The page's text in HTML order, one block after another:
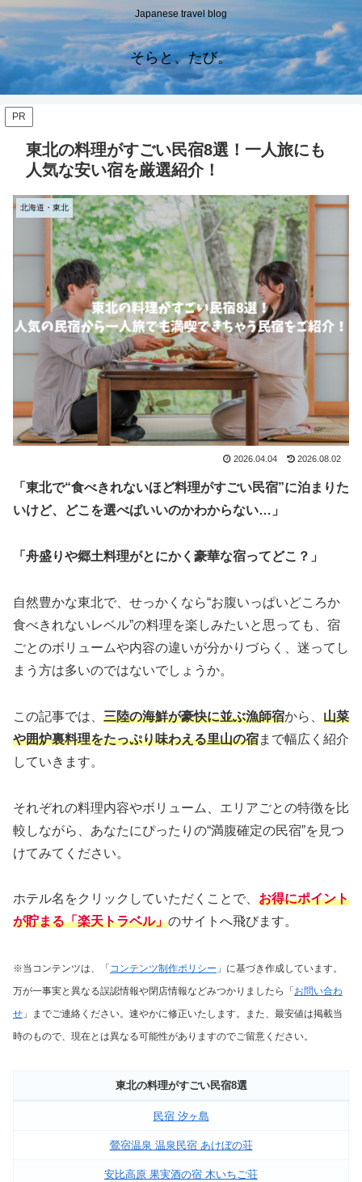
Japanese travel blog
そらと、たび。
PR
東北の料理がすごい民宿8選！一人旅にも
人気な安い宿を厳選紹介！
北海道・東北
2026.04.04 2026.08.02
「東北で“食べきれないほど料理がすごい民宿”に泊まりた
いけど、どこを選べばいいのかわからない…」
「舟盛りや郷土料理がとにかく豪華な宿ってどこ？」
自然豊かな東北で、せっかくなら“お腹いっぱいどころか
食べきれないレベル”の料理を楽しみたいと思っても、宿
ごとのボリュームや内容の違いが分かりづらく、迷ってし
まう方は多いのではないでしょうか。
この記事では、 三陸の海鮮が豪快に並ぶ漁師宿から、 山菜
や囲炉裏料理をたっぷり味わえる里山の宿まで幅広く紹介
していきます。
それぞれの料理内容やボリューム、エリアごとの特徴を比
較しながら、あなたにぴったりの“満腹確定の民宿”を見つ
けてみてください。
ホテル名をクリックしていただくことで、 お得にポイント
が貯まる「楽天トラベル」のサイトへ飛びます。
※当コンテンツは、「 コンテンツ制作ポリシー 」に基づき作成しています。
万が一事実と異なる誤認情報や閉店情報などみつかりましたら「 お問い合わ
せ 」までご連絡ください。速やかに修正いたします。また、最安値は掲載当
時のもので、現在とは異なる可能性がありますのでご留意ください。
東北の料理がすごい民宿8選
民宿 汐ヶ島
鶯宿温泉 温泉民宿 あけぼの荘
安比高原 果実酒の宿 木いちご荘